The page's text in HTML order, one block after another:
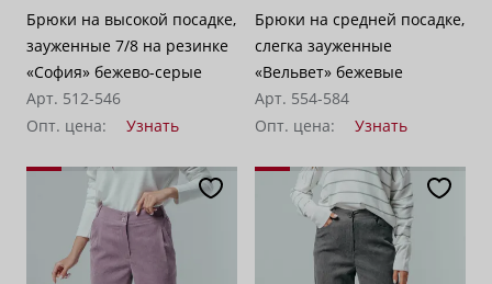
Брюки на высокой посадке,
зауженные 7/8 на резинке
«София» бежево-серые
Арт. 512-546
Опт. цена:
Узнать
Брюки на средней посадке,
слегка зауженные
«Вельвет» бежевые
Арт. 554-584
Опт. цена:
Узнать